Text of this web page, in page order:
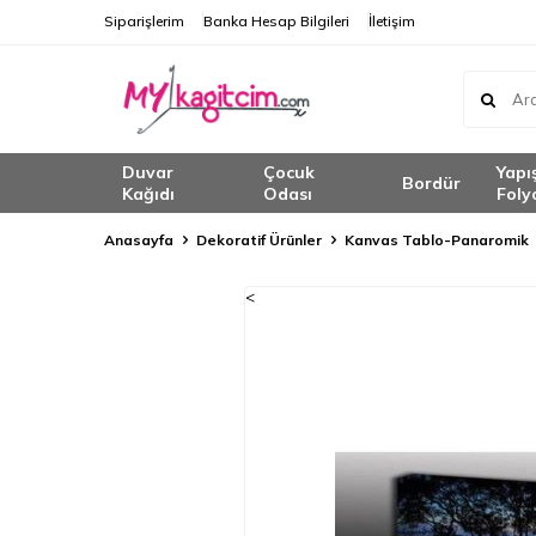
Siparişlerim Banka Hesap Bilgileri İletişim
Duvar
Kağıdı
Çocuk
Odası
Bordür
Anasayfa Dekoratif Ürünler Kanvas Tablo-Panaromik
<